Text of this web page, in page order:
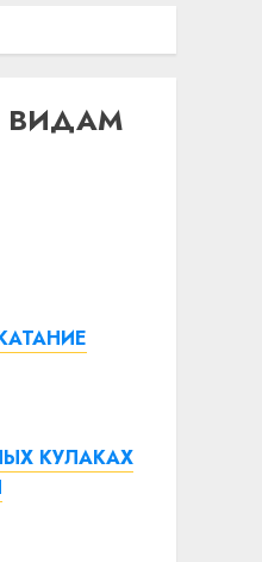
ВИДАМ
КУЛАКАХ